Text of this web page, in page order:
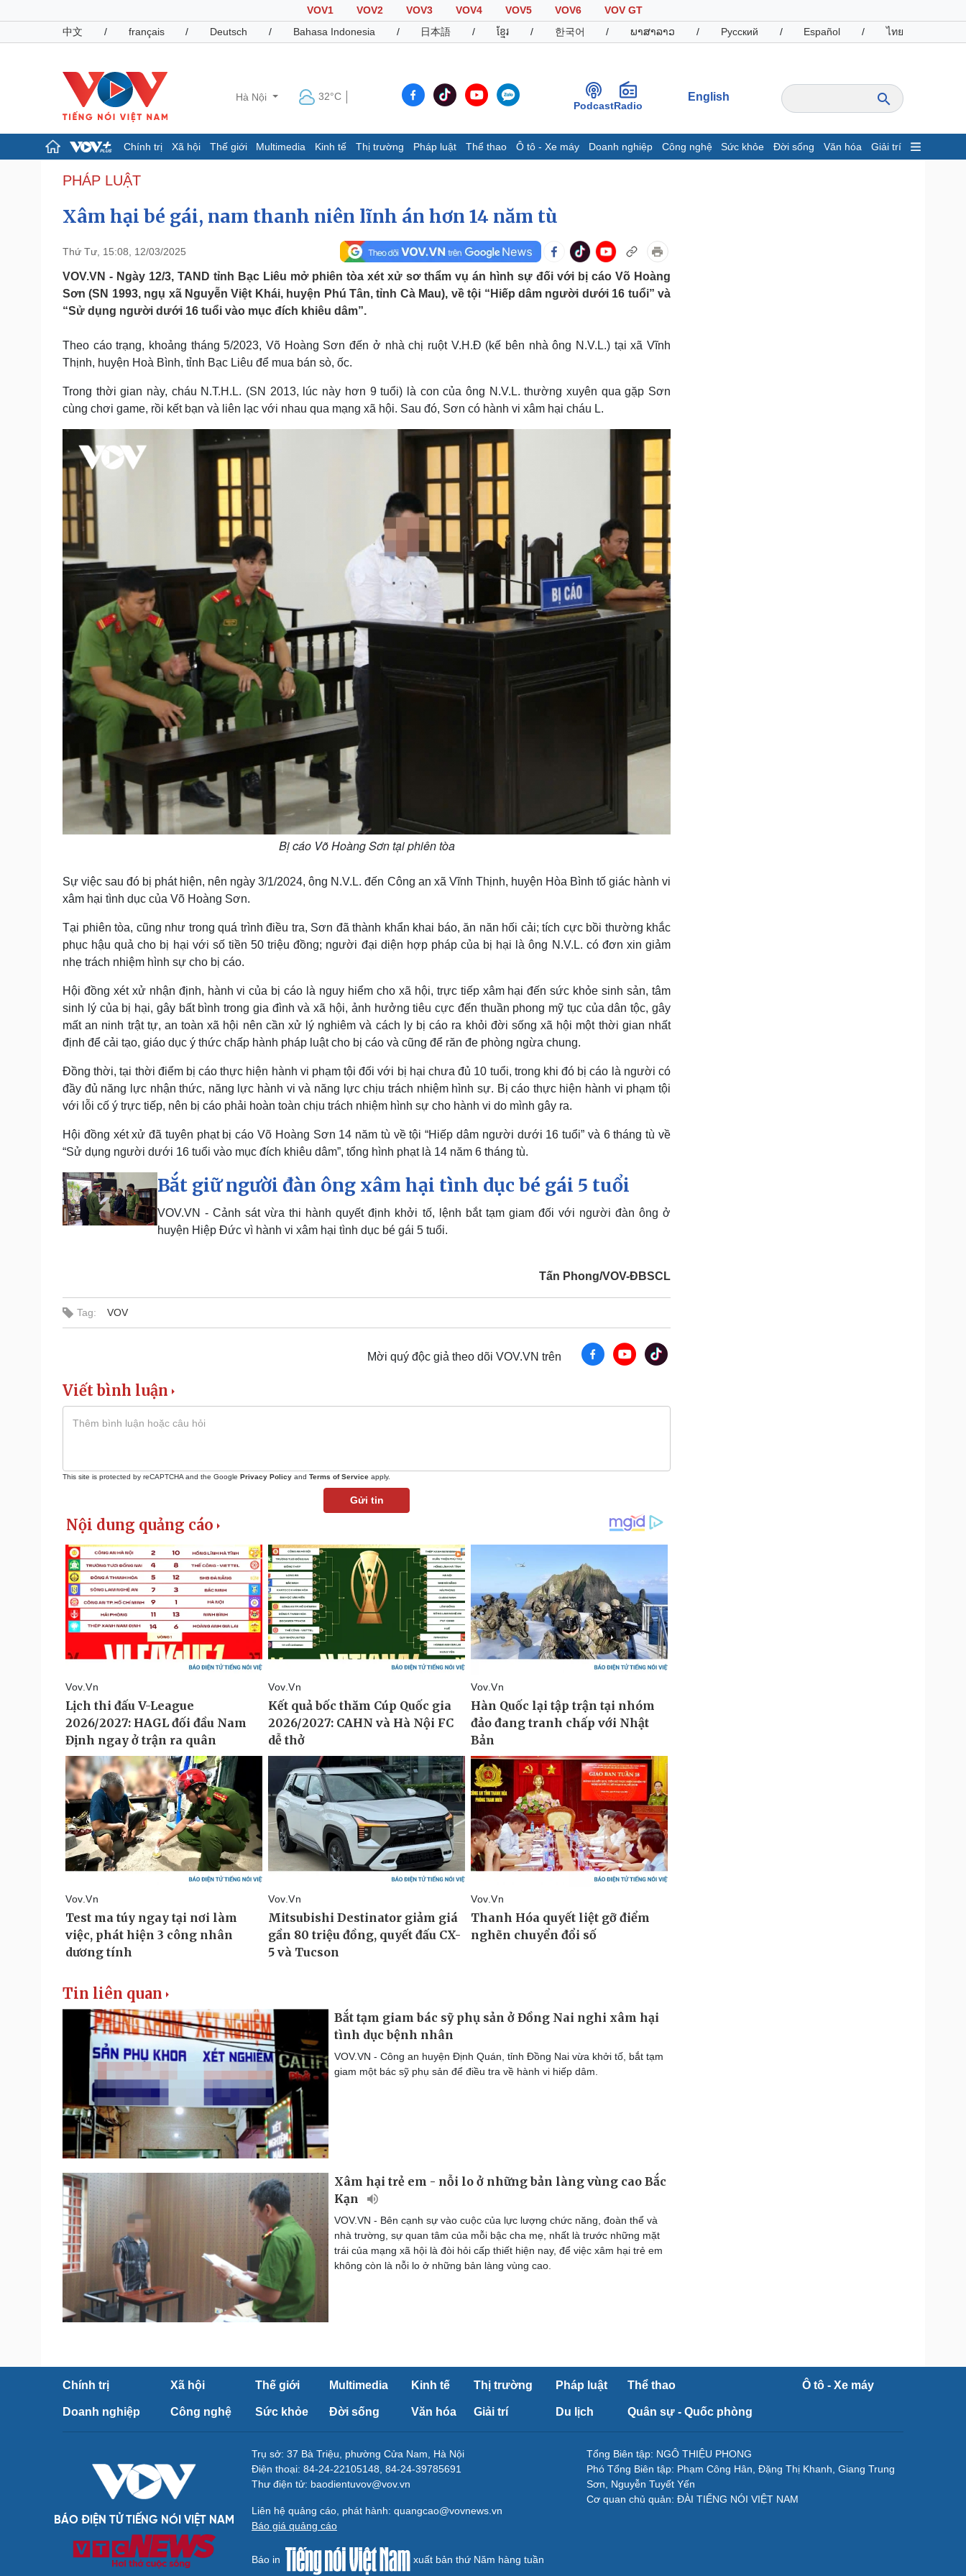
VOV1 VOV2 VOV3 VOV4 VOV5 VOV6
VOV GT
中文
/ français / Deutsch / Bahasa Indonesia / 日本語 / ខ្មែរ / 한국어 / ພາສາລາວ / Русский / Español / ไทย
Hà Nội 32°C
PodcastRadio
English
Chính trị Xã hội Thế giới Multimedia Kinh tế Thị trường Pháp luật Thể thao Ô tô - Xe máy Doanh nghiệp Công nghệ Sức khỏe Đời sống Văn hóa Giải trí
Chính trị
Tổ chức nhân sự
Quốc hội
Dự báo thời tiết
Giáo dục
Biển đảo
Cuộc sống đó đây
Hồ sơ
Ảnh
E-Magazine
Infographic
Pháp luật
Vụ án
Tư vấn luật
Quân sự - Quốc phòng
Vũ khí
Phân tích
Thể thao
Bóng đá
Thế giới thể thao
Ô tô - Xe máy
Tư vấn
Doanh nghiệp
Doanh nhân
Sức khỏe
Cây thuốc
Sản phụ khoa
Nhi khoa
Nam khoa
Làm đẹp - giảm cân
Phòng mạch online
Ăn sạch sống khỏe
Đời sống
Tình yêu - Gia đình
Du lịch
Cải chính
PHÁP LUẬT
Xâm hại bé gái, nam thanh niên lĩnh án hơn 14 năm tù
Thứ Tư, 15:08, 12/03/2025
VOV.VN - Ngày 12/3, TAND tỉnh Bạc Liêu mở phiên tòa xét xử sơ thẩm vụ án hình sự đối với bị cáo Võ Hoàng
Sơn (SN 1993, ngụ xã Nguyễn Việt Khái, huyện Phú Tân, tỉnh Cà Mau), về tội “Hiếp dâm người dưới 16 tuổi” và
“Sử dụng người dưới 16 tuổi vào mục đích khiêu dâm”.
Theo cáo trạng, khoảng tháng 5/2023, Võ Hoàng Sơn đến ở nhà chị ruột V.H.Đ (kế bên nhà ông N.V.L.) tại xã Vĩnh
Thịnh, huyện Hoà Bình, tỉnh Bạc Liêu để mua bán sò, ốc.
Trong thời gian này, cháu N.T.H.L. (SN 2013, lúc này hơn 9 tuổi) là con của ông N.V.L. thường xuyên qua gặp Sơn
cùng chơi game, rồi kết bạn và liên lạc với nhau qua mạng xã hội. Sau đó, Sơn có hành vi xâm hại cháu L.
Bị cáo Võ Hoàng Sơn tại phiên tòa
Sự việc sau đó bị phát hiện, nên ngày 3/1/2024, ông N.V.L. đến Công an xã Vĩnh Thịnh, huyện Hòa Bình tố giác hành vi
xâm hại tình dục của Võ Hoàng Sơn.
Tại phiên tòa, cũng như trong quá trình điều tra, Sơn đã thành khẩn khai báo, ăn năn hối cải; tích cực bồi thường khắc
phục hậu quả cho bị hại với số tiền 50 triệu đồng; người đại diện hợp pháp của bị hại là ông N.V.L. có đơn xin giảm
nhẹ trách nhiệm hình sự cho bị cáo.
Hội đồng xét xử nhận định, hành vi của bị cáo là nguy hiểm cho xã hội, trực tiếp xâm hại đến sức khỏe sinh sản, tâm
sinh lý của bị hại, gây bất bình trong gia đình và xã hội, ảnh hưởng tiêu cực đến thuần phong mỹ tục của dân tộc, gây
mất an ninh trật tự, an toàn xã hội nên cần xử lý nghiêm và cách ly bị cáo ra khỏi đời sống xã hội một thời gian nhất
định để cải tạo, giáo dục ý thức chấp hành pháp luật cho bị cáo và cũng để răn đe phòng ngừa chung.
Đồng thời, tại thời điểm bị cáo thực hiện hành vi phạm tội đối với bị hại chưa đủ 10 tuổi, trong khi đó bị cáo là người có
đầy đủ năng lực nhận thức, năng lực hành vi và năng lực chịu trách nhiệm hình sự. Bị cáo thực hiện hành vi phạm tội
với lỗi cố ý trực tiếp, nên bị cáo phải hoàn toàn chịu trách nhiệm hình sự cho hành vi do mình gây ra.
Hội đồng xét xử đã tuyên phạt bị cáo Võ Hoàng Sơn 14 năm tù về tội “Hiếp dâm người dưới 16 tuổi” và 6 tháng tù về
“Sử dụng người dưới 16 tuổi vào mục đích khiêu dâm”, tổng hình phạt là 14 năm 6 tháng tù.
Bắt giữ người đàn ông xâm hại tình dục bé gái 5 tuổi
VOV.VN - Cảnh sát vừa thi hành quyết định khởi tố, lệnh bắt tạm giam đối với người đàn ông ở
huyện Hiệp Đức vì hành vi xâm hại tình dục bé gái 5 tuổi.
Tấn Phong/VOV-ĐBSCL
Tag: VOV
Mời quý độc giả theo dõi VOV.VN trên
Viết bình luận
This site is protected by reCAPTCHA and the Google Privacy Policy and Terms of Service apply.
Gửi tin
Tin liên quan
Bắt tạm giam bác sỹ phụ sản ở Đồng Nai nghi xâm hại
tình dục bệnh nhân
VOV.VN - Công an huyện Định Quán, tỉnh Đồng Nai vừa khởi tố, bắt tạm
giam một bác sỹ phụ sản để điều tra về hành vi hiếp dâm.
Xâm hại trẻ em - nỗi lo ở những bản làng vùng cao Bắc
Kạn
VOV.VN - Bên cạnh sự vào cuộc của lực lượng chức năng, đoàn thể và
nhà trường, sự quan tâm của mỗi bậc cha mẹ, nhất là trước những mặt
trái của mạng xã hội là đòi hỏi cấp thiết hiện nay, để việc xâm hại trẻ em
không còn là nỗi lo ở những bản làng vùng cao.
Chính trị Xã hội Thế giới Multimedia Kinh tế Thị trường Pháp luật Thể thao Ô tô - Xe máy
Doanh nghiệp Công nghệ Sức khỏe Đời sống Văn hóa Giải trí Du lịch Quân sự - Quốc phòng
BÁO ĐIỆN TỬ TIẾNG NÓI VIỆT NAM
Trụ sở: 37 Bà Triệu, phường Cửa Nam, Hà Nội
Điện thoại: 84-24-22105148, 84-24-39785691
Thư điện tử: baodientuvov@vov.vn
Liên hệ quảng cáo, phát hành: quangcao@vovnews.vn
Báo giá quảng cáo
Báo in xuất bản thứ Năm hàng tuần
Tổng Biên tập: NGÔ THIỆU PHONG
Phó Tổng Biên tập: Phạm Công Hân, Đặng Thị Khanh, Giang Trung
Sơn, Nguyễn Tuyết Yến
Cơ quan chủ quản: ĐÀI TIẾNG NÓI VIỆT NAM